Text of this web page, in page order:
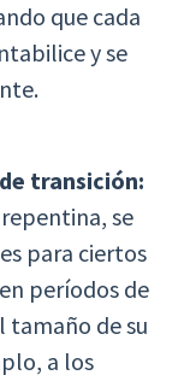
que cada
y se
transición:
se
para ciertos
períodos de
tamaño de su
a los